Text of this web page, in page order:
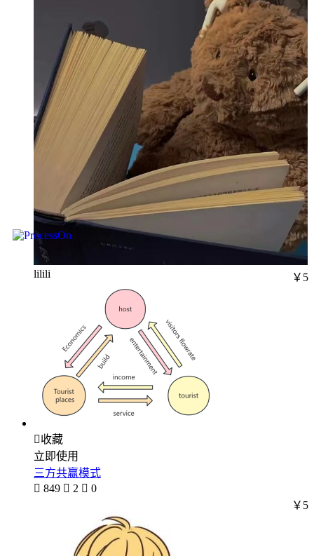
lilili ￥5
收藏
立即使用
三方共赢模式
 849  2  0
￥5